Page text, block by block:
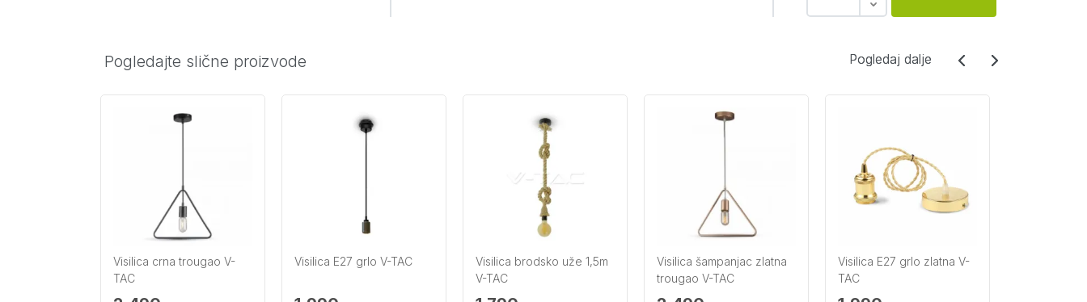
Pogledajte slične proizvode Pogledaj dalje
Visilica crna trougao V-
TAC
Visilica E27 grlo V-TAC
Visilica brodsko uže 1,5m
V-TAC
Visilica šampanjac zlatna
trougao V-TAC
Visilica E27 grlo zlatna V-
TAC
Pogledaj dalje